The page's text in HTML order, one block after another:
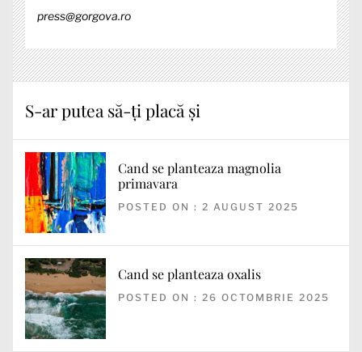
press@gorgova.ro
S-ar putea să-ți placă și
Cand se planteaza magnolia
primavara
POSTED ON : 2 AUGUST 2025
Cand se planteaza oxalis
POSTED ON : 26 OCTOMBRIE 2025